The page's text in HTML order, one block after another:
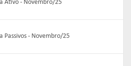
Ativo - Novembro/25
Passivos - Novembro/25